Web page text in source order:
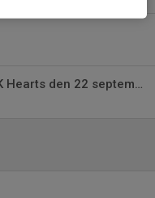
Föräldrainformation om HK Hearts den 22 september